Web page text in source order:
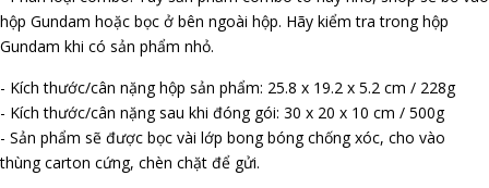
hộp Gundam hoặc bọc ở bên ngoài hộp. Hãy kiểm tra trong hộp
Gundam khi có sản phẩm nhỏ.
- Kích thước/cân nặng hộp sản phẩm: 25.8 x 19.2 x 5.2 cm / 228g
- Kích thước/cân nặng sau khi đóng gói: 30 x 20 x 10 cm / 500g
- Sản phẩm sẽ được bọc vài lớp bong bóng chống xóc, cho vào
thùng carton cứng, chèn chặt để gửi.